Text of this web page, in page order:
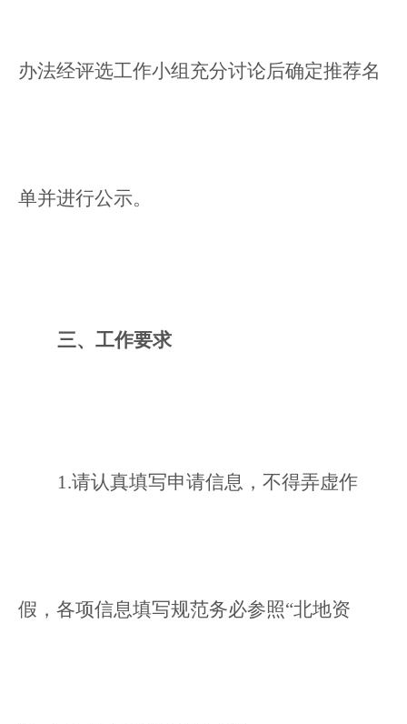
办法经评选工作小组充分讨论后确定推荐名
单并进行公示。
三、工作要求
1.请认真填写申请信息，不得弄虚作
假，各项信息填写规范务必参照“北地资